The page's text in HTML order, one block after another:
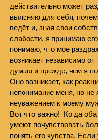
действительно может
выясняю для себя,
ведёт и, зная свои
слабости, я принимаю
понимаю, что моё
возникает независимо от
думаю и прежде, чем я
Оно возникает, как
непонимание меня, но не
неуважением к моему
Вот что важно! Когда оба
умеют почувствовать
понять его чувства. Если